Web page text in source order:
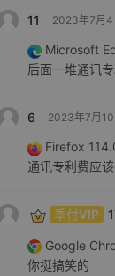
11 2023年7月4
Microsoft
后面一堆通讯
6 2023年7月
Firefox
通讯专利费应
季付VIP
Google
你挺搞笑的